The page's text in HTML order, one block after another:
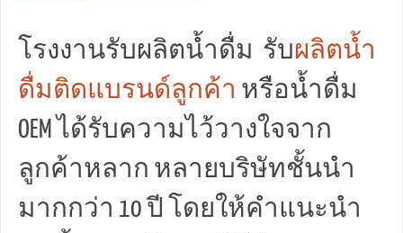
โรงงานรับผลิตน้ำดื่ม รับผลิตน้ำ
ดื่มติดแบรนด์ลูกค้า หรือน้ำดื่ม
OEM ได้รับความไว้วางใจจาก
ลูกค้าหลาก หลายบริษัทชั้นนำ
มากกว่า 10 ปี โดยให้คำแนะนำ